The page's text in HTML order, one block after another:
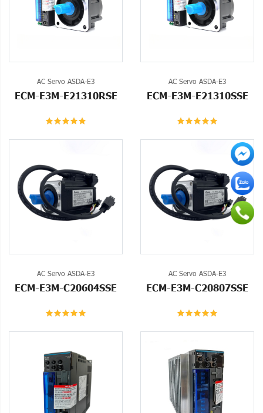
AC Servo ASDA-E3
ECM-E3M-E21310RSE
AC Servo ASDA-E3
ECM-E3M-E21310SSE
AC Servo ASDA-E3
ECM-E3M-C20604SSE
AC Servo ASDA-E3
ECM-E3M-C20807SSE